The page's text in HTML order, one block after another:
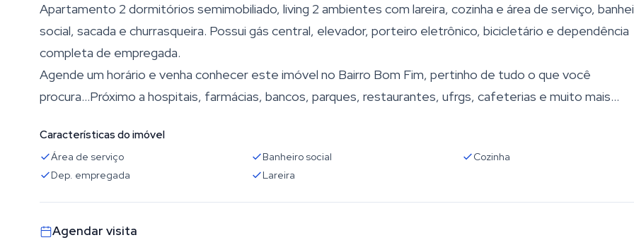
Apartamento 2 dormitórios semimobiliado, living 2 ambientes com lareira, cozinha e área de serviço,
social, sacada e churrasqueira. Possui gás central, elevador, porteiro eletrônico, bicicletário e dependência
completa de empregada.
Agende um horário e venha conhecer este imóvel no Bairro Bom Fim, pertinho de tudo o que você
procura...Próximo a hospitais, farmácias, bancos, parques, restaurantes, ufrgs, cafeterias e muito mais...
Características do imóvel
Área de serviço Banheiro social
Cozinha
Dep. empregada
Lareira
Agendar visita